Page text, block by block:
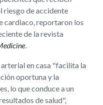
riesgo de accidente
cardiaco, reportaron los
de la revista
en casa "facilita la
oportuna y la
lo que conduce a un
de salud",